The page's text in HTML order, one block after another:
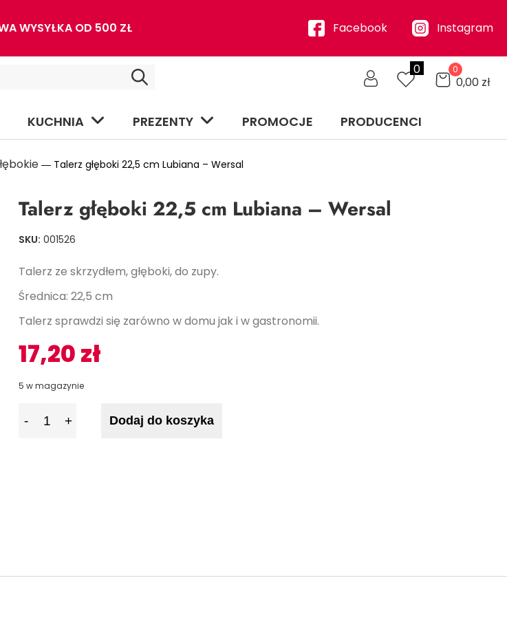
WYSYŁKA OD 500 ZŁ Facebook Instagram
0 0
0,00 zł
KUCHNIA PREZENTY PROMOCJE PRODUCENCI
― Talerz głęboki 22,5 cm Lubiana – Wersal
Talerz głęboki 22,5 cm Lubiana – Wersal
SKU: 001526
Talerz ze skrzydłem, głęboki, do zupy.
Średnica: 22,5 cm
Talerz sprawdzi się zarówno w domu jak i w gastronomii.
17,20zł
5 w magazynie
Dodaj do koszyka